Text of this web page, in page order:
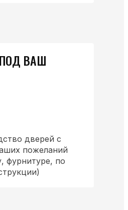
ВАШ
дверей с
пожеланий
фурнитуре, по